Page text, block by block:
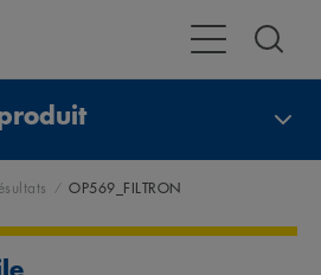
Toggle
OP569_FILTRON